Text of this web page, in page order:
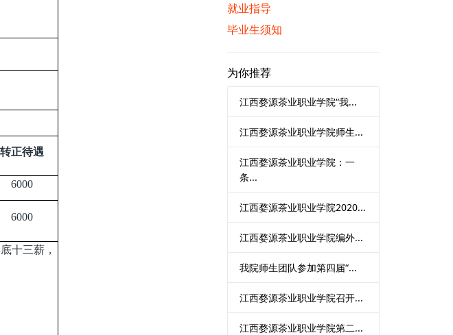
转正待遇
6000
6000
十三薪，
就业指导
毕业生须知
为你推荐
江西婺源茶业职业学院“我...
江西婺源茶业职业学院师生...
江西婺源茶业职业学院：一
条...
江西婺源茶业职业学院2020...
江西婺源茶业职业学院编外...
我院师生团队参加第四届“...
江西婺源茶业职业学院召开...
江西婺源茶业职业学院第二...